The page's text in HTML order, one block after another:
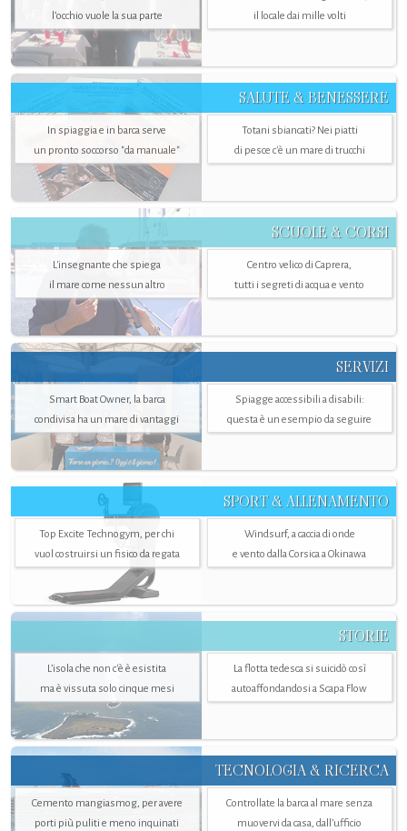
l’occhio vuole la sua parte
il locale dai mille volti
SALUTE & BENESSERE
In spiaggia e in barca serve
un pronto soccorso "da manuale"
Totani sbiancati? Nei piatti
di pesce c'è un mare di trucchi
SCUOLE & CORSI
L'insegnante che spiega
il mare come nessun altro
Centro velico di Caprera,
tutti i segreti di acqua e vento
SERVIZI
Smart Boat Owner, la barca
condivisa ha un mare di vantaggi
Spiagge accessibili a disabili:
questa è un esempio da seguire
SPORT & ALLENAMENTO
Top Excite Technogym, per chi
vuol costruirsi un fisico da regata
Windsurf, a caccia di onde
e vento dalla Corsica a Okinawa
STORIE
L’isola che non c'è è esistita
ma è vissuta solo cinque mesi
La flotta tedesca si suicidò così
autoaffondandosi a Scapa Flow
TECNOLOGIA & RICERCA
Cemento mangiasmog, per avere
porti più puliti e meno inquinati
Controllate la barca al mare senza
muovervi da casa, dall’ufficio